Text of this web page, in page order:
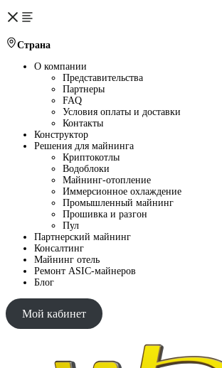
Страна
О компании
Представительства
Партнеры
FAQ
Условия оплаты и доставки
Контакты
Конструктор
Решения для майнинга
Криптокотлы
Водоблоки
Майнинг-отопление
Иммерсионное охлаждение
Промышленный майнинг
Прошивка и разгон
Пул
Партнерский майнинг
Консалтинг
Майнинг отель
Ремонт ASIC-майнеров
Блог
Мой кабинет